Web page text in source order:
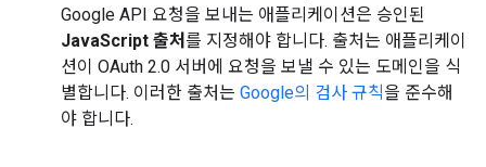
Google API 요청을 보내는 애플리케이션은 승인된
JavaScript 출처 를 지정해야 합니다. 출처는 애플리케이
션이 OAuth 2.0 서버에 요청을 보낼 수 있는 도메인을 식
별합니다. 이러한 출처는 Google의 검사 규칙을 준수해
야 합니다.